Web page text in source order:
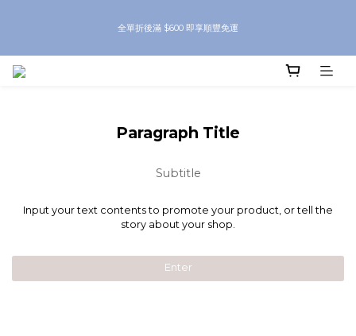
全單折後滿 $600 即享順豐免運
8月優惠 凡購物折後滿$250送Skinbeauty 自家Eyes Mask一對 每滿$500送
Paragraph Title
Subtitle
Input your text contents to promote your product, or tell the
story about your shop.
Enter